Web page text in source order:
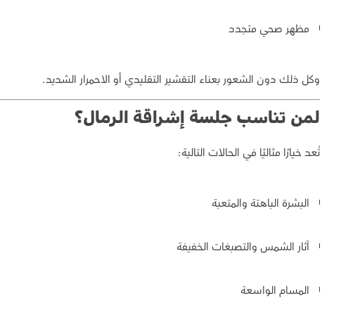
مظهر صحي متجدد
وكل ذلك دون الشعور بعناء التقشير التقليدي أو الاحمرار الشديد.
لمن تناسب جلسة إشراقة الرمال؟
تُعد خيارًا مثاليًا في الحالات التالية:
البشرة الباهتة والمتعبة
آثار الشمس والتصبغات الخفيفة
المسام الواسعة